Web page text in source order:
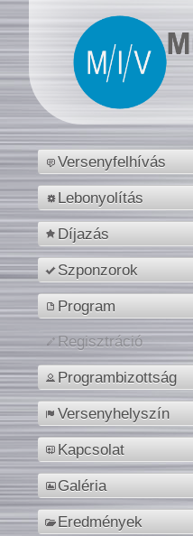
Versenyfelhívás
Lebonyolítás
Díjazás
Szponzorok
Program
Regisztráció
Programbizottság
Versenyhelyszín
Kapcsolat
Galéria
Eredmények